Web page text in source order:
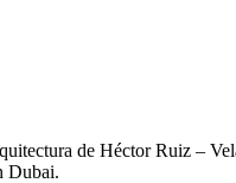
de Héctor Ruiz –
Dubai.